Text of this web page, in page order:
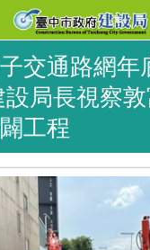
交通路網年
局長視察敦
工程